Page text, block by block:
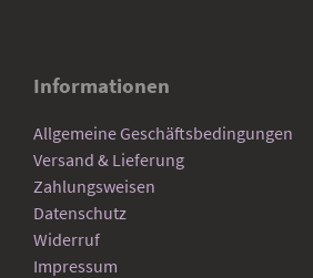
Informationen
Allgemeine Geschäftsbedingungen
Versand & Lieferung
Zahlungsweisen
Datenschutz
Widerruf
Impressum